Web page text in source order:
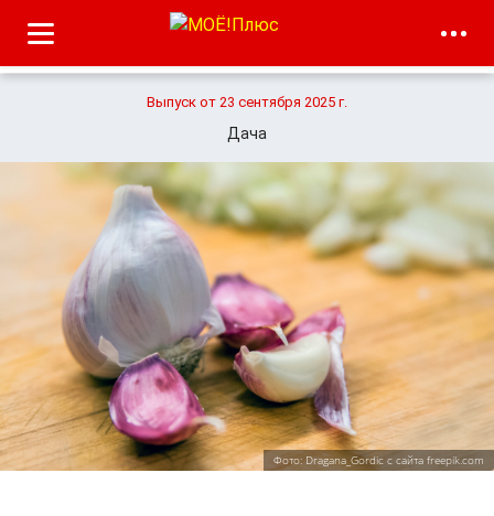
Выпуск от 23 сентября 2025 г.
Дача
Фото: Dragana_Gordic с сайта freepik.com